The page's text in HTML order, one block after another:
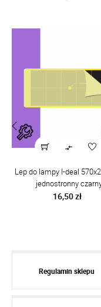

Lep do lampy I-deal
jednostronny
Cena
16,50 zł
‹
Regulamin sklepu